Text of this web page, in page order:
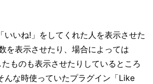
いいね!」をしてくれた人を表示させた
を表示させたり、場合によっては
ものも表示させたりしているところ
んな時使っていたプラグイン「Like